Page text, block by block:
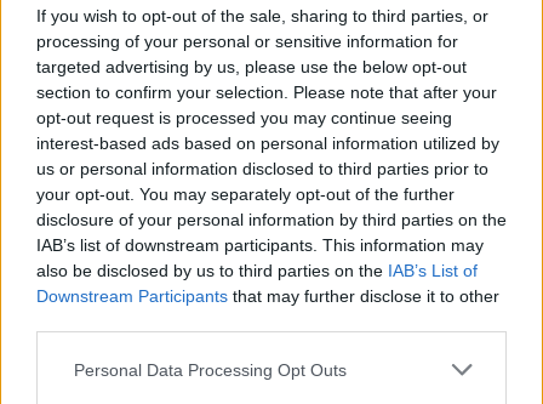
If you wish to opt-out of the sale, sharing to third parties, or
processing of your personal or sensitive information for
targeted advertising by us, please use the below opt-out
section to confirm your selection. Please note that after your
opt-out request is processed you may continue seeing
interest-based ads based on personal information utilized by
us or personal information disclosed to third parties prior to
your opt-out. You may separately opt-out of the further
disclosure of your personal information by third parties on the
IAB’s list of downstream participants. This information may
also be disclosed by us to third parties on the IAB’s List of
Downstream Participants that may further disclose it to other
Personal Data Processing Opt Outs
räknar den 55-årige krögaren med att välkomna de första
gästerna till nationaldagen.
LÄS SENASTE E-TIDNINGEN